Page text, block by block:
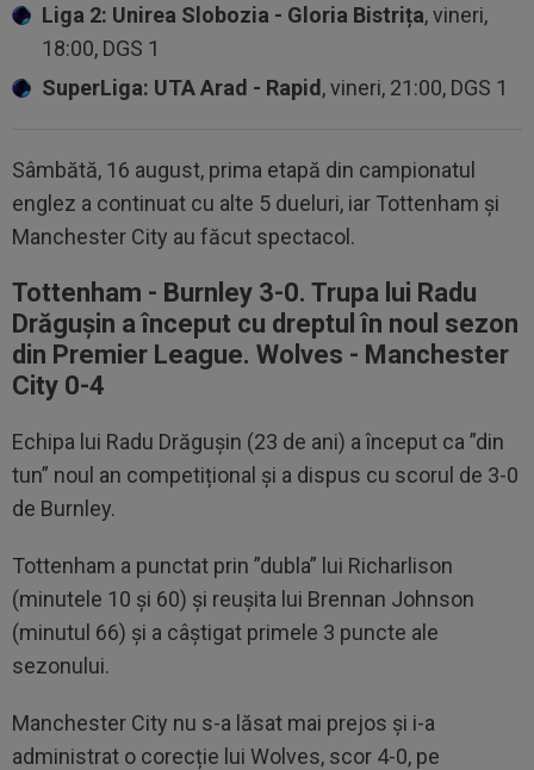
Liga 2: Unirea Slobozia - Gloria Bistrița, vineri,
18:00, DGS 1
SuperLiga: UTA Arad - Rapid, vineri, 21:00, DGS 1
Sâmbătă, 16 august, prima etapă din campionatul
englez a continuat cu alte 5 dueluri, iar Tottenham și
Manchester City au făcut spectacol.
Tottenham - Burnley 3-0. Trupa lui Radu
Drăgușin a început cu dreptul în noul sezon
din Premier League. Wolves - Manchester
City 0-4
Echipa lui Radu Drăgușin (23 de ani) a început ca ”din
tun” noul an competițional și a dispus cu scorul de 3-0
de Burnley.
Tottenham a punctat prin ”dubla” lui Richarlison
(minutele 10 și 60) și reușita lui Brennan Johnson
(minutul 66) și a câștigat primele 3 puncte ale
sezonului.
Manchester City nu s-a lăsat mai prejos și i-a
administrat o corecție lui Wolves, scor 4-0, pe